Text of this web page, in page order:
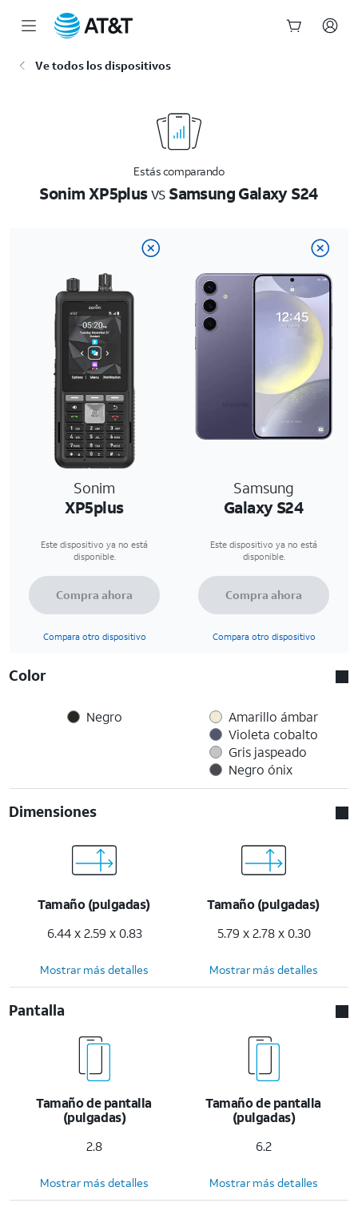
Ve todos los dispositivos
Estás comparando
Sonim XP5plusvsSamsung Galaxy S24
Sonim
XP5plus
Samsung
Galaxy S24
Este dispositivo ya no está
disponible.
Este dispositivo ya no está
disponible.
Compra ahora
Compara otro dispositivo
Compra ahora
Compara otro dispositivo
Color
Negro
Amarillo ámbar
Violeta cobalto
Gris jaspeado
Negro ónix
Dimensiones
Tamaño (pulgadas)
6.44 x 2.59 x 0.83
Tamaño (pulgadas)
5.79 x 2.78 x 0.30
Mostrar más detalles Mostrar más detalles
Pantalla
Tamaño de pantalla
(pulgadas)
2.8
Tamaño de pantalla
(pulgadas)
6.2
Mostrar más detalles Mostrar más detalles